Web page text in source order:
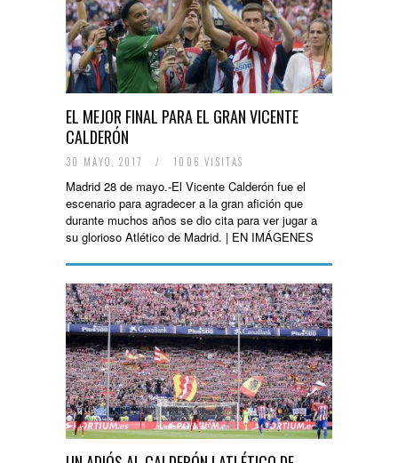
EL MEJOR FINAL PARA EL GRAN VICENTE
CALDERÓN
30 MAYO, 2017 / 1006 VISITAS
Madrid 28 de mayo.-El Vicente Calderón fue el
escenario para agradecer a la gran afición que
durante muchos años se dio cita para ver jugar a
su glorioso Atlético de Madrid. | EN IMÁGENES